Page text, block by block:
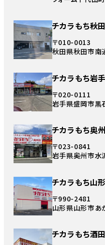
チカラもち秋
〒010-0013
秋田県秋田市南
チカラもち岩
〒020-0111
岩手県盛岡市黒
チカラもち奥
〒023-0841
岩手県奥州市
チカラもち山
〒990-2481
山形県山形市あ
チカラもち酒